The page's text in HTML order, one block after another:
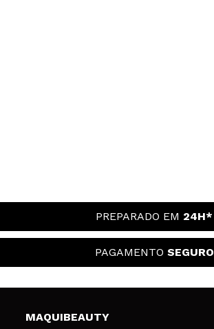
PREPARADO EM 24H*
PAGAMENTO SEGURO
MAQUIBEAUTY